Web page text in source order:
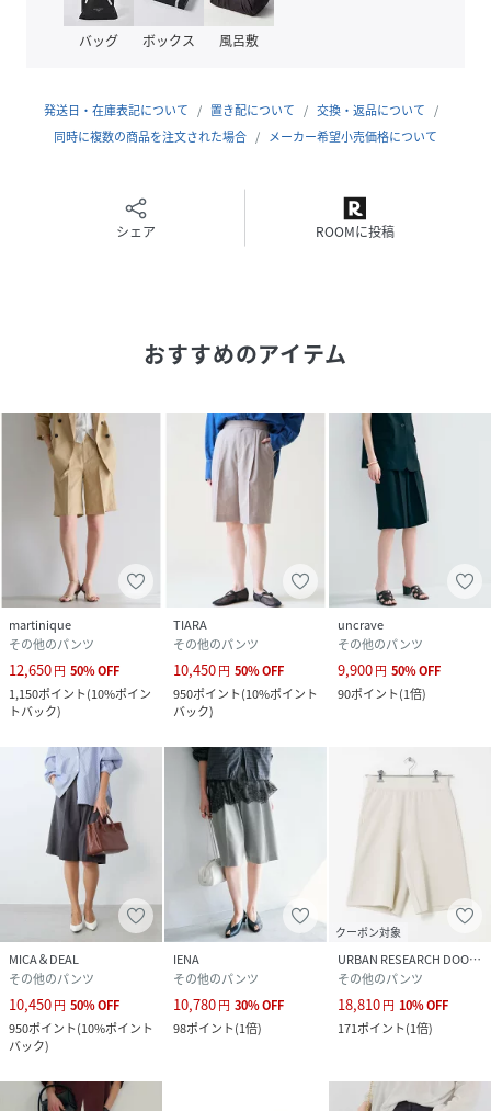
生地の厚さ：普通
原産国 中国
バッグ ボックス 風呂敷
発送日・在庫表記について 置き配について
交換・返品について
同時に複数の商品を注文された場合
メーカー希望小売価格について
シェア ROOMに投稿
おすすめのアイテム
martinique
その他のパンツ
12,650円 50%OFF
1,150ポイント(10%ポイン
トバック)
TIARA
その他のパンツ
10,450円 50%OFF
950ポイント(10%ポイント
バック)
uncrave
その他のパンツ
9,900円 50%OFF
90ポイント(1倍)
MICA＆DEAL
その他のパンツ
10,450円 50%OFF
950ポイント(10%ポイント
バック)
IENA
その他のパンツ
10,780円 30%OFF
98ポイント(1倍)
クーポン対象
URBAN RESEARCH DOORS
その他のパンツ
18,810円 10%OFF
171ポイント(1倍)